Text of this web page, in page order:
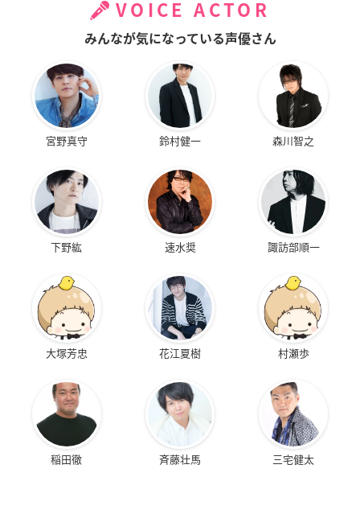
VOICE ACTOR
みんなが気になっている声優さん
宮野真守 鈴村健一 森川智之
下野紘 速水奨 諏訪部順一
大塚芳忠 花江夏樹 村瀬歩
稲田徹 斉藤壮馬 三宅健太